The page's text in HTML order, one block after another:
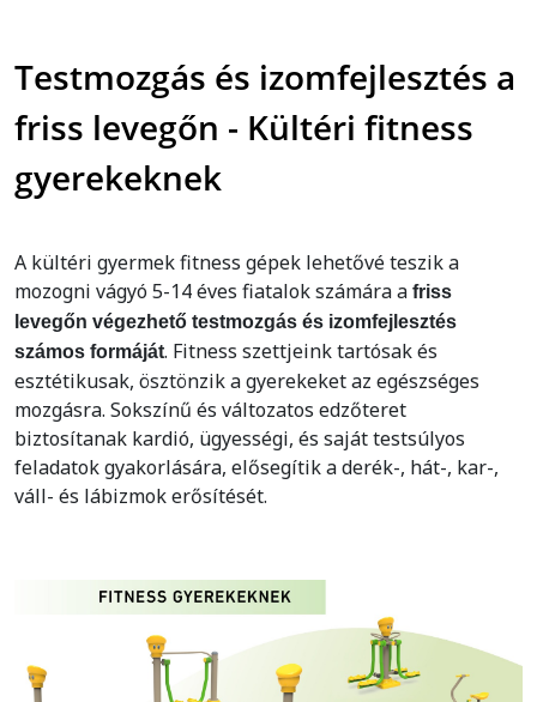
Testmozgás és izomfejlesztés a
friss levegőn - Kültéri fitness
gyerekeknek
A kültéri gyermek fitness gépek lehetővé teszik a
mozogni vágyó 5-14 éves fiatalok számára a friss
levegőn végezhető testmozgás és izomfejlesztés
számos formáját. Fitness szettjeink tartósak és
esztétikusak, ösztönzik a gyerekeket az egészséges
mozgásra. Sokszínű és változatos edzőteret
biztosítanak kardió, ügyességi, és saját testsúlyos
feladatok gyakorlására, elősegítik a derék-, hát-, kar-,
váll- és lábizmok erősítését.